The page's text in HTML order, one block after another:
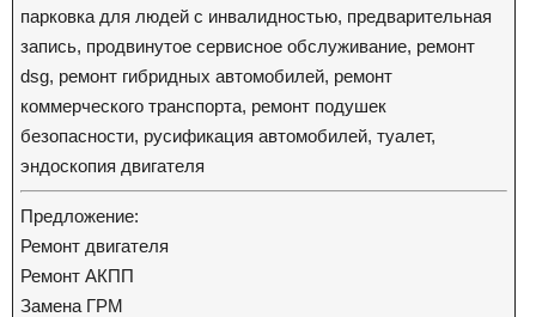
парковка для людей с инвалидностью, предварительная
запись, продвинутое сервисное обслуживание, ремонт
dsg, ремонт гибридных автомобилей, ремонт
коммерческого транспорта, ремонт подушек
безопасности, русификация автомобилей, туалет,
эндоскопия двигателя
Предложение:
Ремонт двигателя
Ремонт АКПП
Замена ГРМ